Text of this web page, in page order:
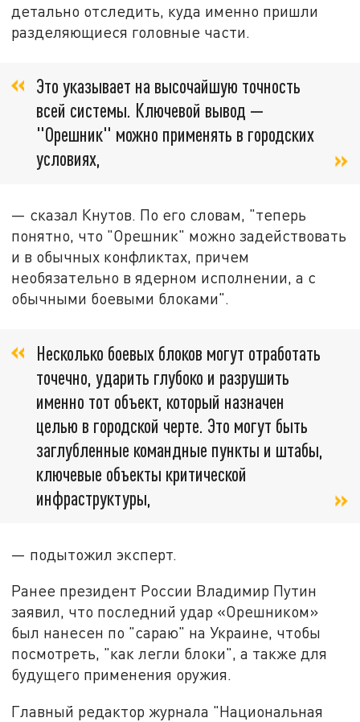
детально отследить, куда именно пришли
разделяющиеся головные части.
Это указывает на высочайшую точность
всей системы. Ключевой вывод —
"Орешник" можно применять в городских
условиях,
— сказал Кнутов. По его словам, "теперь
понятно, что "Орешник" можно задействовать
и в обычных конфликтах, причем
необязательно в ядерном исполнении, а с
обычными боевыми блоками".
Несколько боевых блоков могут отработать
точечно, ударить глубоко и разрушить
именно тот объект, который назначен
целью в городской черте. Это могут быть
заглубленные командные пункты и штабы,
ключевые объекты критической
инфраструктуры,
— подытожил эксперт.
Ранее президент России Владимир Путин
заявил, что последний удар «Орешником»
был нанесен по "сараю" на Украине, чтобы
посмотреть, "как легли блоки", а также для
будущего применения оружия.
Главный редактор журнала "Национальная